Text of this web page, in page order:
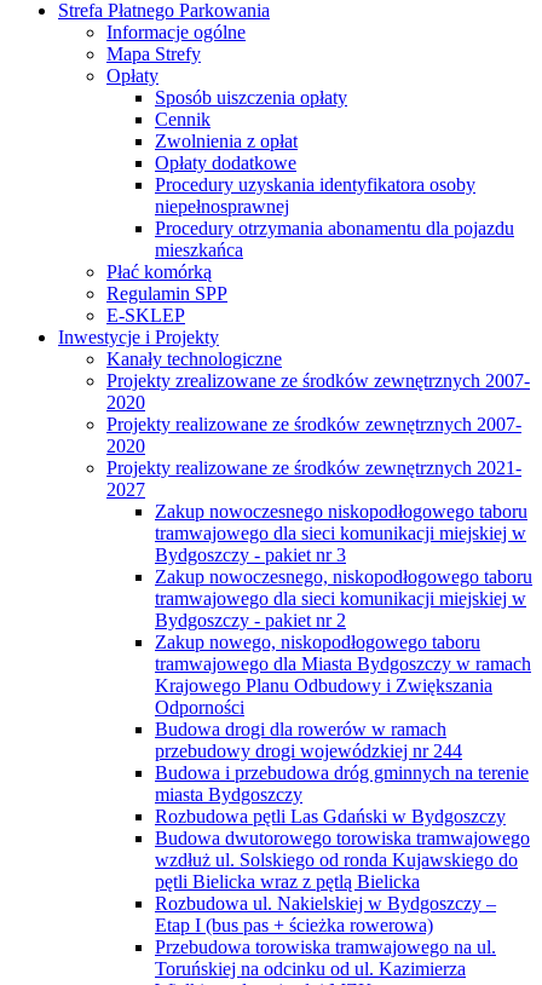
Strefa Płatnego Parkowania
Informacje ogólne
Mapa Strefy
Opłaty
Sposób uiszczenia opłaty
Cennik
Zwolnienia z opłat
Opłaty dodatkowe
Procedury uzyskania identyfikatora osoby
niepełnosprawnej
Procedury otrzymania abonamentu dla pojazdu
mieszkańca
Płać komórką
Regulamin SPP
E-SKLEP
Inwestycje i Projekty
Kanały technologiczne
Projekty zrealizowane ze środków zewnętrznych 2007-
2020
Projekty realizowane ze środków zewnętrznych 2007-
2020
Projekty realizowane ze środków zewnętrznych 2021-
2027
Zakup nowoczesnego niskopodłogowego taboru
tramwajowego dla sieci komunikacji miejskiej w
Bydgoszczy - pakiet nr 3
Zakup nowoczesnego, niskopodłogowego taboru
tramwajowego dla sieci komunikacji miejskiej w
Bydgoszczy - pakiet nr 2
Zakup nowego, niskopodłogowego taboru
tramwajowego dla Miasta Bydgoszczy w ramach
Krajowego Planu Odbudowy i Zwiększania
Odporności
Budowa drogi dla rowerów w ramach
przebudowy drogi wojewódzkiej nr 244
Budowa i przebudowa dróg gminnych na terenie
miasta Bydgoszczy
Rozbudowa pętli Las Gdański w Bydgoszczy
Budowa dwutorowego torowiska tramwajowego
wzdłuż ul. Solskiego od ronda Kujawskiego do
pętli Bielicka wraz z pętlą Bielicka
Rozbudowa ul. Nakielskiej w Bydgoszczy –
Etap I (bus pas + ścieżka rowerowa)
Przebudowa torowiska tramwajowego na ul.
Toruńskiej na odcinku od ul. Kazimierza